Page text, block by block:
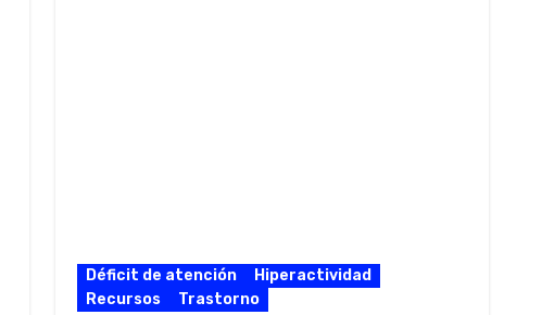
Déficit de atención
Hiperactividad
Recursos
Trastorno